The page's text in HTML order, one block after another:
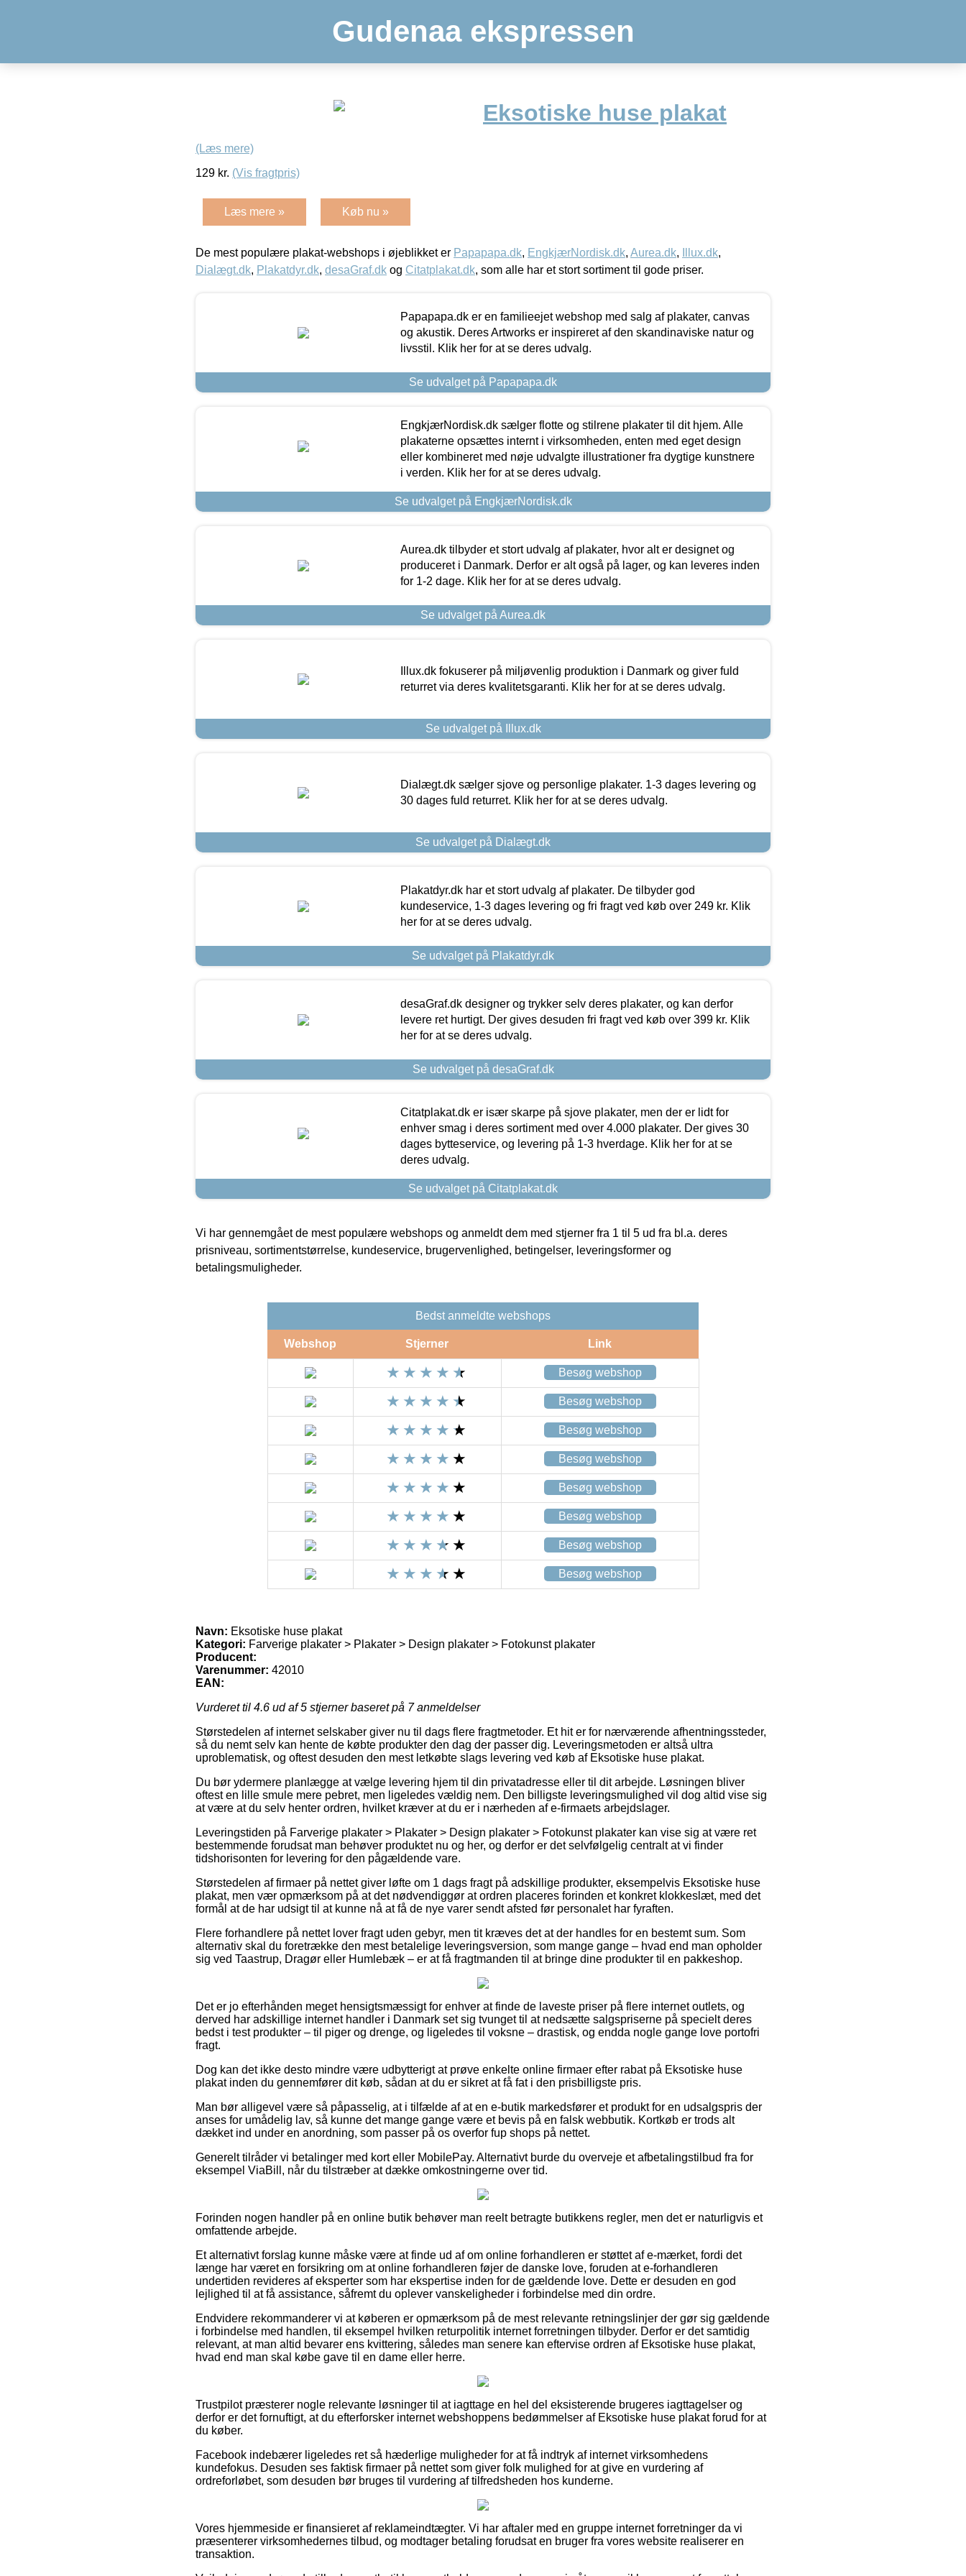
Gudenaa ekspressen
Eksotiske huse plakat
(Læs mere)
129 kr. (Vis fragtpris)
Læs mere » Køb nu »
De mest populære plakat-webshops i øjeblikket er Papapapa.dk, EngkjærNordisk.dk, Aurea.dk, Illux.dk,
Dialægt.dk, Plakatdyr.dk, desaGraf.dk og Citatplakat.dk, som alle har et stort sortiment til gode priser.
Papapapa.dk er en familieejet webshop med salg af plakater, canvas
og akustik. Deres Artworks er inspireret af den skandinaviske natur og
livsstil. Klik her for at se deres udvalg.
Se udvalget på Papapapa.dk
EngkjærNordisk.dk sælger flotte og stilrene plakater til dit hjem. Alle
plakaterne opsættes internt i virksomheden, enten med eget design
eller kombineret med nøje udvalgte illustrationer fra dygtige kunstnere
i verden. Klik her for at se deres udvalg.
Se udvalget på EngkjærNordisk.dk
Aurea.dk tilbyder et stort udvalg af plakater, hvor alt er designet og
produceret i Danmark. Derfor er alt også på lager, og kan leveres inden
for 1-2 dage. Klik her for at se deres udvalg.
Se udvalget på Aurea.dk
Illux.dk fokuserer på miljøvenlig produktion i Danmark og giver fuld
returret via deres kvalitetsgaranti. Klik her for at se deres udvalg.
Se udvalget på Illux.dk
Dialægt.dk sælger sjove og personlige plakater. 1-3 dages levering og
30 dages fuld returret. Klik her for at se deres udvalg.
Se udvalget på Dialægt.dk
Plakatdyr.dk har et stort udvalg af plakater. De tilbyder god
kundeservice, 1-3 dages levering og fri fragt ved køb over 249 kr. Klik
her for at se deres udvalg.
Se udvalget på Plakatdyr.dk
desaGraf.dk designer og trykker selv deres plakater, og kan derfor
levere ret hurtigt. Der gives desuden fri fragt ved køb over 399 kr. Klik
her for at se deres udvalg.
Se udvalget på desaGraf.dk
Citatplakat.dk er især skarpe på sjove plakater, men der er lidt for
enhver smag i deres sortiment med over 4.000 plakater. Der gives 30
dages bytteservice, og levering på 1-3 hverdage. Klik her for at se
deres udvalg.
Se udvalget på Citatplakat.dk
Vi har gennemgået de mest populære webshops og anmeldt dem med stjerner fra 1 til 5 ud fra bl.a. deres
prisniveau, sortimentstørrelse, kundeservice, brugervenlighed, betingelser, leveringsformer og
betalingsmuligheder.
Bedst anmeldte webshops
Webshop Stjerner Link
Besøg webshop
Besøg webshop
Besøg webshop
Besøg webshop
Besøg webshop
Besøg webshop
Besøg webshop
Besøg webshop
Navn: Eksotiske huse plakat
Kategori: Farverige plakater > Plakater > Design plakater > Fotokunst plakater
Producent:
Varenummer: 42010
EAN:
Vurderet til 4.6 ud af 5 stjerner baseret på 7anmeldelser
Størstedelen af internet selskaber giver nu til dags flere fragtmetoder. Et hit er for nærværende afhentningssteder,
så du nemt selv kan hente de købte produkter den dag der passer dig. Leveringsmetoden er altså ultra
uproblematisk, og oftest desuden den mest letkøbte slags levering ved køb af Eksotiske huse plakat.
Du bør ydermere planlægge at vælge levering hjem til din privatadresse eller til dit arbejde. Løsningen bliver
oftest en lille smule mere pebret, men ligeledes vældig nem. Den billigste leveringsmulighed vil dog altid vise sig
at være at du selv henter ordren, hvilket kræver at du er i nærheden af e-firmaets arbejdslager.
Leveringstiden på Farverige plakater > Plakater > Design plakater > Fotokunst plakater kan vise sig at være ret
bestemmende forudsat man behøver produktet nu og her, og derfor er det selvfølgelig centralt at vi finder
tidshorisonten for levering for den pågældende vare.
Størstedelen af firmaer på nettet giver løfte om 1 dags fragt på adskillige produkter, eksempelvis Eksotiske huse
plakat, men vær opmærksom på at det nødvendiggør at ordren placeres forinden et konkret klokkeslæt, med det
formål at de har udsigt til at kunne nå at få de nye varer sendt afsted før personalet har fyraften.
Flere forhandlere på nettet lover fragt uden gebyr, men tit kræves det at der handles for en bestemt sum. Som
alternativ skal du foretrække den mest betalelige leveringsversion, som mange gange – hvad end man opholder
sig ved Taastrup, Dragør eller Humlebæk – er at få fragtmanden til at bringe dine produkter til en pakkeshop.
Det er jo efterhånden meget hensigtsmæssigt for enhver at finde de laveste priser på flere internet outlets, og
derved har adskillige internet handler i Danmark set sig tvunget til at nedsætte salgspriserne på specielt deres
bedst i test produkter – til piger og drenge, og ligeledes til voksne – drastisk, og endda nogle gange love portofri
fragt.
Dog kan det ikke desto mindre være udbytterigt at prøve enkelte online firmaer efter rabat på Eksotiske huse
plakat inden du gennemfører dit køb, sådan at du er sikret at få fat i den prisbilligste pris.
Man bør alligevel være så påpasselig, at i tilfælde af at en e-butik markedsfører et produkt for en udsalgspris der
anses for umådelig lav, så kunne det mange gange være et bevis på en falsk webbutik. Kortkøb er trods alt
dækket ind under en anordning, som passer på os overfor fup shops på nettet.
Generelt tilråder vi betalinger med kort eller MobilePay. Alternativt burde du overveje et afbetalingstilbud fra for
eksempel ViaBill, når du tilstræber at dække omkostningerne over tid.
Forinden nogen handler på en online butik behøver man reelt betragte butikkens regler, men det er naturligvis et
omfattende arbejde.
Et alternativt forslag kunne måske være at finde ud af om online forhandleren er støttet af e-mærket, fordi det
længe har været en forsikring om at online forhandleren føjer de danske love, foruden at e-forhandleren
undertiden revideres af eksperter som har ekspertise inden for de gældende love. Dette er desuden en god
lejlighed til at få assistance, såfremt du oplever vanskeligheder i forbindelse med din ordre.
Endvidere rekommanderer vi at køberen er opmærksom på de mest relevante retningslinjer der gør sig gældende
i forbindelse med handlen, til eksempel hvilken returpolitik internet forretningen tilbyder. Derfor er det samtidig
relevant, at man altid bevarer ens kvittering, således man senere kan eftervise ordren af Eksotiske huse plakat,
hvad end man skal købe gave til en dame eller herre.
Trustpilot præsterer nogle relevante løsninger til at iagttage en hel del eksisterende brugeres iagttagelser og
derfor er det fornuftigt, at du efterforsker internet webshoppens bedømmelser af Eksotiske huse plakat forud for at
du køber.
Facebook indebærer ligeledes ret så hæderlige muligheder for at få indtryk af internet virksomhedens
kundefokus. Desuden ses faktisk firmaer på nettet som giver folk mulighed for at give en vurdering af
ordreforløbet, som desuden bør bruges til vurdering af tilfredsheden hos kunderne.
Vores hjemmeside er finansieret af reklameindtægter. Vi har aftaler med en gruppe internet forretninger da vi
præsenterer virksomhedernes tilbud, og modtager betaling forudsat en bruger fra vores website realiserer en
transaktion.